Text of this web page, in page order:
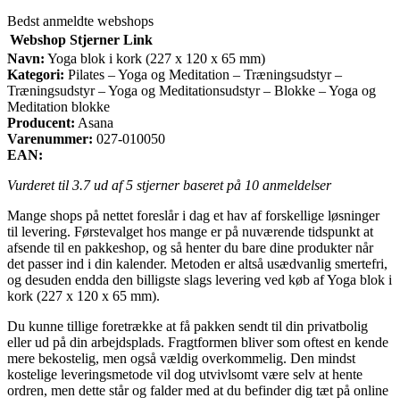
Bedst anmeldte webshops
Webshop Stjerner Link
Navn: Yoga blok i kork (227 x 120 x 65 mm)
Kategori: Pilates – Yoga og Meditation – Træningsudstyr –
Træningsudstyr – Yoga og Meditationsudstyr – Blokke – Yoga og
Meditation blokke
Producent: Asana
Varenummer: 027-010050
EAN:
Vurderet til 3.7ud af 5 stjerner baseret på 10 anmeldelser
Mange shops på nettet foreslår i dag et hav af forskellige løsninger
til levering. Førstevalget hos mange er på nuværende tidspunkt at
afsende til en pakkeshop, og så henter du bare dine produkter når
det passer ind i din kalender. Metoden er altså usædvanlig smertefri,
og desuden endda den billigste slags levering ved køb af Yoga blok i
kork (227 x 120 x 65 mm).
Du kunne tillige foretrække at få pakken sendt til din privatbolig
eller ud på din arbejdsplads. Fragtformen bliver som oftest en kende
mere bekostelig, men også vældig overkommelig. Den mindst
kostelige leveringsmetode vil dog utvivlsomt være selv at hente
ordren, men dette står og falder med at du befinder dig tæt på online